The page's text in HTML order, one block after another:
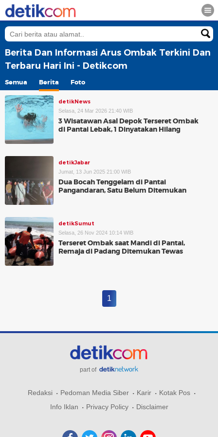
Berita Dan Informasi Arus Ombak Terkini Dan
Terbaru Hari Ini - Detikcom
Semua Berita Foto
detikNews
Selasa, 24 Mar 2026 21:40 WIB
3 Wisatawan Asal Depok Terseret Ombak
di Pantai Lebak, 1 Dinyatakan Hilang
detikJabar
Jumat, 13 Jun 2025 21:00 WIB
Dua Bocah Tenggelam di Pantai
Pangandaran, Satu Belum Ditemukan
detikSumut
Selasa, 26 Nov 2024 10:14 WIB
Terseret Ombak saat Mandi di Pantai,
Remaja di Padang Ditemukan Tewas
1
part of
Redaksi Pedoman Media Siber Karir
Kotak Pos
Info Iklan
Privacy Policy Disclaimer